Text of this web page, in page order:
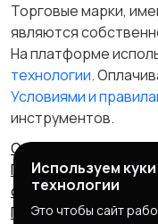
Торговые марки,
являются
На платформе
технологии.
Условиями и
инструментов.
Отказ от
Политика
соглашение
Правообладателям
Используем
технологии
Это чтобы сайт